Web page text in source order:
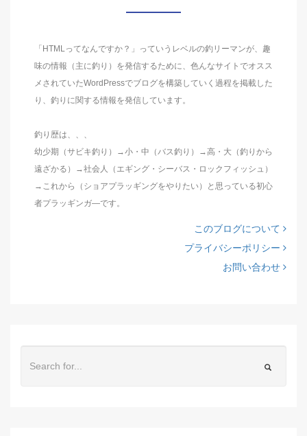
「HTMLってなんですか？」っていうレベルの釣リーマンが、趣
味の情報（主に釣り）を発信するために、色んなサイトでオスス
メされていたWordPressでブログを構築していく過程を掲載した
り、釣りに関する情報を発信しています。
釣り歴は、、、
幼少期（サビキ釣り）→小・中（バス釣り）→高・大（釣りから
遠ざかる）→社会人（エギング・シーバス・ロックフィッシュ）
→これから（ショアプラッギングをやりたい）と思っている初心
者プラッギンガ―です。
このブログについて
プライバシーポリシー
お問い合わせ